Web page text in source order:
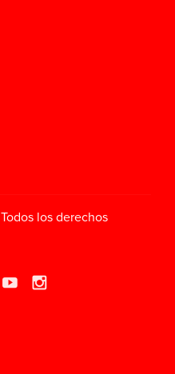
Todos los derechos